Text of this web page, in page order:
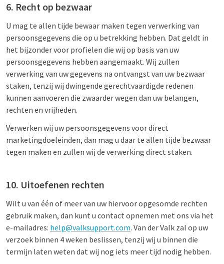
6. Recht op bezwaar
U mag te allen tijde bewaar maken tegen verwerking van
persoonsgegevens die op u betrekking hebben. Dat geldt in
het bijzonder voor profielen die wij op basis van uw
persoonsgegevens hebben aangemaakt. Wij zullen
verwerking van uw gegevens na ontvangst van uw bezwaar
staken, tenzij wij dwingende gerechtvaardigde redenen
kunnen aanvoeren die zwaarder wegen dan uw belangen,
rechten en vrijheden.
Verwerken wij uw persoonsgegevens voor direct
marketingdoeleinden, dan mag u daar te allen tijde bezwaar
tegen maken en zullen wij de verwerking direct staken.
10. Uitoefenen rechten
Wilt u van één of meer van uw hiervoor opgesomde rechten
gebruik maken, dan kunt u contact opnemen met ons via het
e-mailadres: help@valksupport.com. Van der Valk zal op uw
verzoek binnen 4 weken beslissen, tenzij wij u binnen die
termijn laten weten dat wij nog iets meer tijd nodig hebben.